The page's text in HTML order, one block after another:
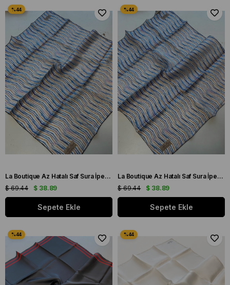
La Boutique Az Hatalı Saf Sura İpek Eşarp Mavi - Beyaz Çizgi Desen
$ 38.89
$ 69.44
Sepete Ekle
La Boutique Az Hatalı Saf Sura İpek Eşarp Mavi - Beyaz Çizgi Desen
$ 38.89
$ 69.44
Sepete Ekle